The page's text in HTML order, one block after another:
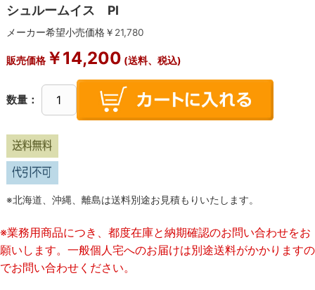
シュルームイス PI
メーカー希望小売価格￥ 21,780
販売価格￥14,200 (送料、税込)
数量：
※北海道、沖縄、離島は送料別途お見積もりいたします。
※業務用商品につき、都度在庫と納期確認のお問い合わせをお
願いします。一般個人宅へのお届けは別途送料がかかりますの
でお問い合わせください。